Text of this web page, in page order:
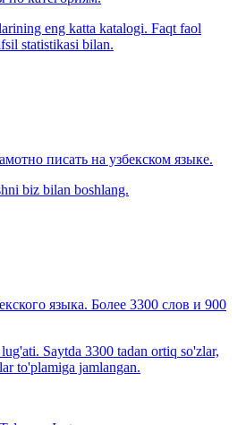
eng katta katalogi. Faqt faol
statistikasi bilan.
писать на узбекском языке.
biz bilan boshlang.
языка. Более 3300 слов и 900
Saytda 3300 tadan ortiq so'zlar,
to'plamiga jamlangan.